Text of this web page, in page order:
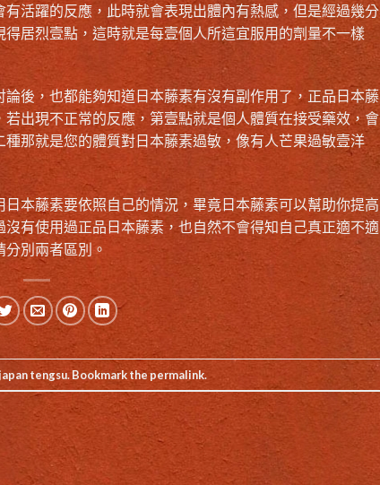
活躍的反應，此時就會表現出體內有熱感，但是經過幾分
居烈壹點，這時就是每壹個人所這宜服用的劑量不一樣
論後，也都能夠知道日本藤素有沒有副作用了，正品日本藤
出現不正常的反應，第壹點就是個人體質在接受藥效，會
那就是您的體質對日本藤素過敏，像有人芒果過敏壹洋
本藤素要依照自己的情況，畢竟日本藤素可以幫助你提高
有使用過正品日本藤素，也自然不會得知自己真正適不適
別兩者區別。
tengsu. Bookmark the permalink.